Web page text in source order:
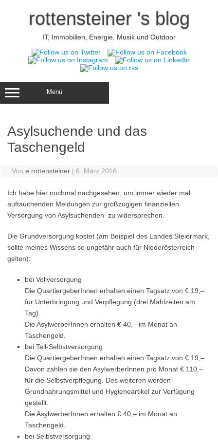
rottensteiner 's blog
IT, Immobilien, Energie, Musik und Outdoor
Menü
Asylsuchende und das
Taschengeld
Vone.rottensteiner | 6. März 2016
Ich habe hier nochmal nachgesehen, um immer wieder mal
auftauchenden Meldungen zur großzügigen finanziellen
Versorgung von Asylsuchenden zu widersprechen.
Die Grundversorgung kostet (am Beispiel des Landes Steiermark,
sollte meines Wissens so ungefähr auch für Niederösterreich
gelten):
bei Vollversorgung
Die QuartiergeberInnen erhalten einen Tagsatz von € 19,–
für Unterbringung und Verpflegung (drei Mahlzeiten am
Tag).
Die AsylwerberInnen erhalten € 40,– im Monat an
Taschengeld.
bei Teil-Selbstversorgung
Die QuartiergeberInnen erhalten einen Tagsatz von € 19,–.
Davon zahlen sie den AsylwerberInnen pro Monat € 110,–
für die Selbstverpflegung. Des weiteren werden
Grundnahrungsmittel und Hygieneartikel zur Verfügung
gestellt.
Die AsylwerberInnen erhalten € 40,– im Monat an
Taschengeld.
bei Selbstversorgung